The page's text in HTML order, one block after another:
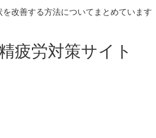
改善する方法についてまとめています
疲労対策サイト